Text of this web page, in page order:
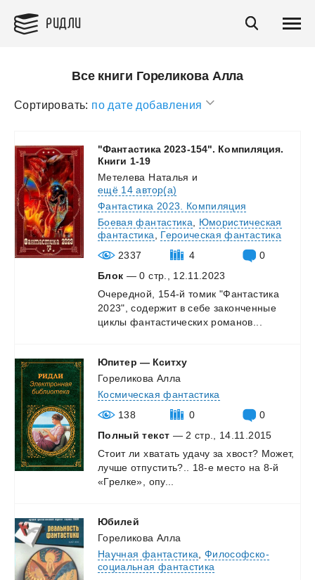
РИДЛИ
Все книги Гореликова Алла
Сортировать: по дате добавления
"Фантастика 2023-154". Компиляция.
Книги 1-19
Метелева Наталья и
ещё 14 автор(а)
Фантастика 2023. Компиляция
Боевая фантастика
Юмористическая
фантастика
Героическая фантастика
2337
4
0
Блок — 0 стр., 12.11.2023
Очередной,
154-й томик "Фантастика
2023", содержит в себе законченные
циклы фантастических романов...
Юпитер — Кситху
Гореликова Алла
Космическая фантастика
138
0
0
Полный текст — 2 стр., 14.11.2015
Стоит ли хватать удачу за хвост? Может,
лучше отпустить?.. 18-е место на 8-й
«Грелке»,
опу...
Юбилей
Гореликова Алла
Научная фантастика ,Философско-
социальная фантастика